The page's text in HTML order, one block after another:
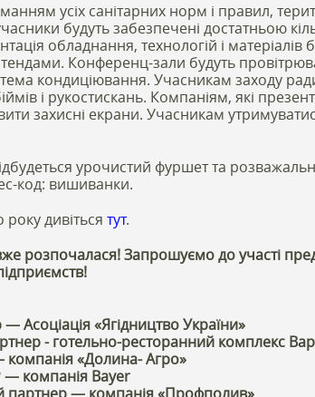
усіх санітарних норм і правил,
будуть забезпечені достатньою
обладнання, технологій і
Конференц-зали будуть
кондиціювання. Учасникам заходу
і рукостискань. Компаніям, які
захисні екрани. Учасникам
урочистий фуршет та
код: вишиванки.
року дивітьсятут.
розпочалася! Запрошуємо до участі
Асоціація «Ягідництво України»
- готельно-ресторанний комплекс
«Долина- Агро»
— компанія Bayer